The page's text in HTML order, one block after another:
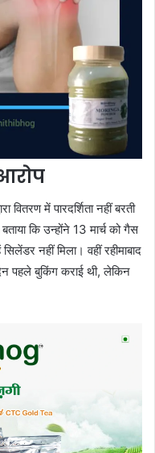
में पारदर्शिता नहीं बरती
कि उन्होंने 13 मार्च को गैस
नहीं मिला। वहीं रहीमाबाद
पहले बुकिंग कराई थी, लेकिन